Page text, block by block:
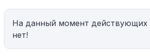
На данный момент действующих
нет!